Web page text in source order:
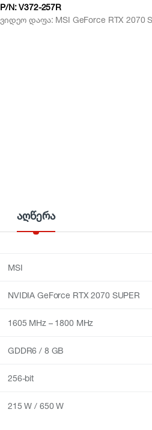
P/N:V372-257R
ვიდეო დაფა: MSI GeForce RTX 2070
აღწერა
MSI
NVIDIA GeForce RTX 2070 SUPER
1605 MHz – 1800 MHz
GDDR6 / 8 GB
256-bit
215 W / 650 W